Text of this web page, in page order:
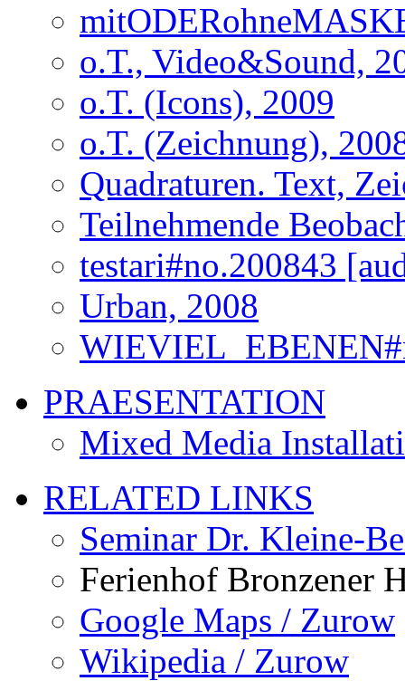
o.T., Video&Sound,
o.T. (Icons), 2009
o.T. (Zeichnung),
Quadraturen. Text,
Teilnehmende
testari#no.200843
Urban, 2008
PRAESENTATION
Mixed Media
RELATED LINKS
Seminar Dr. Kleine-
Ferienhof Bronzener
Google Maps / Zurow
Wikipedia / Zurow